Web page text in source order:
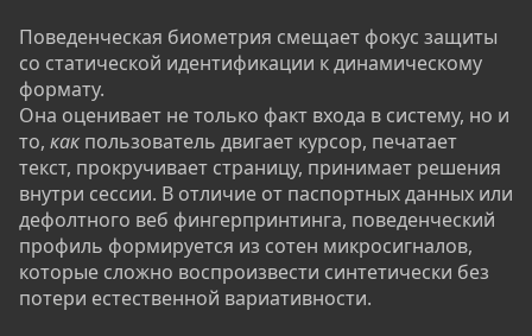
Поведенческая биометрия смещает фокус защиты
со статической идентификации к динамическому
формату.
Она оценивает не только факт входа в систему, но и
то, как пользователь двигает курсор, печатает
текст, прокручивает страницу, принимает решения
внутри сессии. В отличие от паспортных данных или
дефолтного веб фингерпринтинга, поведенческий
профиль формируется из сотен микросигналов,
которые сложно воспроизвести синтетически без
потери естественной вариативности.